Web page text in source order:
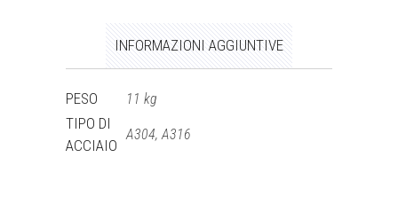
INFORMAZIONI AGGIUNTIVE
PESO 11 kg
TIPO DI
ACCIAIO
A304, A316